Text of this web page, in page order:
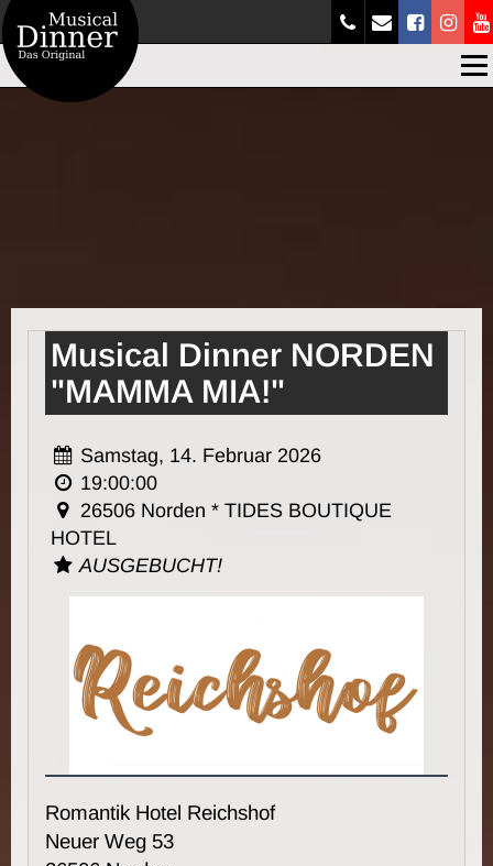
Musical Dinner NORDEN
"MAMMA MIA!"
Samstag, 14. Februar 2026
19:00:00
26506 Norden * TIDES BOUTIQUE
HOTEL
AUSGEBUCHT!
Romantik Hotel Reichshof
Neuer Weg 53